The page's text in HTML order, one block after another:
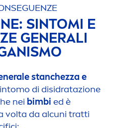
SINTOMI E
GENERALI
stanchezza e
di disidratazione
nei bimbi ed è
volta da alcuni tratti